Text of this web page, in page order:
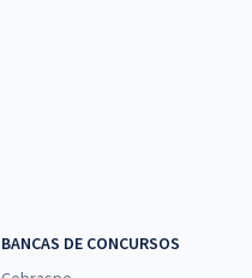
BANCAS DE CONCURSOS